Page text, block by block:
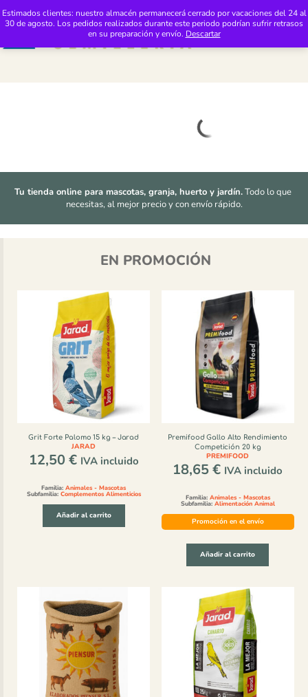
Estimados clientes: nuestro almacén permanecerá cerrado por vacaciones del 24 al
30 de agosto. Los pedidos realizados durante este periodo podrían sufrir retrasos
en su preparación y envío. Descartar
Tu tienda online para mascotas, granja, huerto y jardín. Todo lo que
necesitas, al mejor precio y con envío rápido.
EN PROMOCIÓN
Grit Forte Palomo 15 kg – Jarad
JARAD
12,50 € IVA incluido
Familia:Animales - Mascotas
Subfamilia: Complementos Alimenticios
Añadir al carrito
Premifood Gallo Alto Rendimiento
Competición 20 kg
PREMIFOOD
18,65€ IVA incluido
Familia: Animales - Mascotas
Subfamilia: Alimentación Animal
Promoción en el envío
Añadir al carrito